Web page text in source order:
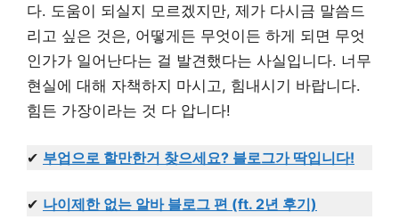
다. 도움이 되실지 모르겠지만, 제가 다시금 말씀드
리고 싶은 것은, 어떻게든 무엇이든 하게 되면 무엇
인가가 일어난다는 걸 발견했다는 사실입니다. 너무
현실에 대해 자책하지 마시고, 힘내시기 바랍니다.
힘든 가장이라는 것 다 압니다!
✔ 부업으로 할만한거 찾으세요? 블로그가 딱입니다!
✔ 나이제한 없는 알바 블로그 편 (ft. 2년 후기)